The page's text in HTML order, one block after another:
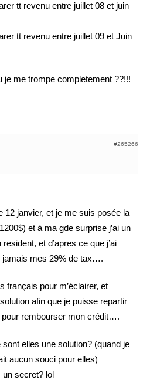
tt revenu entre juillet 08 et juin
tt revenu entre juillet 09 et Juin
je me trompe completement ??!!!
#265266
12 janvier, et je me suis posée la
et à ma gde surprise j’ai un
et d’apres ce que j’ai
jamais mes 29% de tax….
français pour m’éclairer, et
afin que je puisse repartir
pour rembourser mon crédit….
elles une solution? (quand je
aucun souci pour elles)
un secret? lol